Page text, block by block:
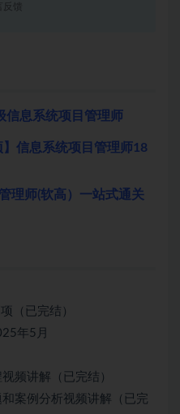
馈
信息系统项目管理师
信息系统项目管理师18
理师(软高）一站式通关
（已完结）
年5月
频讲解（已完结）
案例分析视频讲解（已完